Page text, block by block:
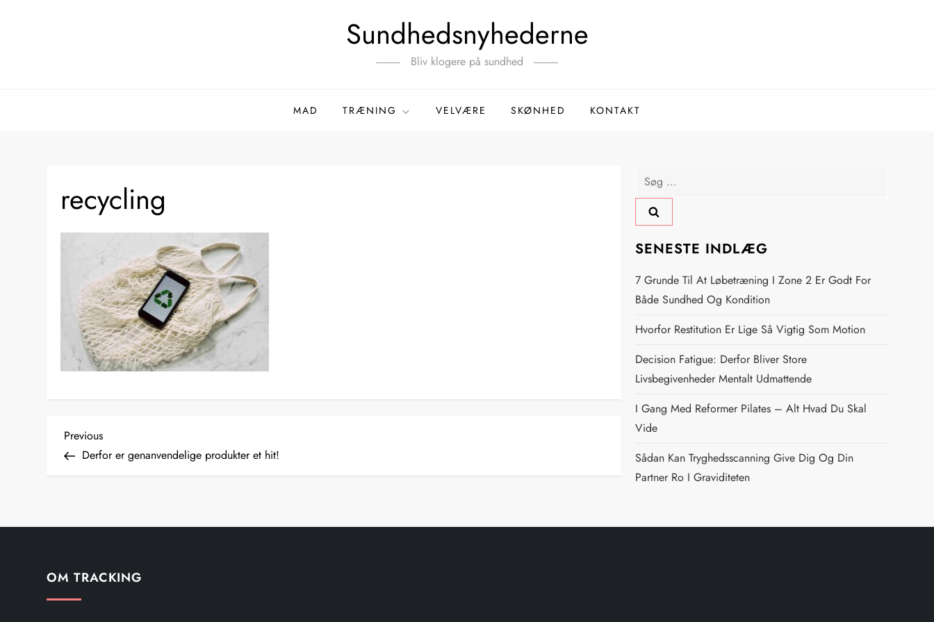
Sundhedsnyhederne
Bliv klogere på sundhed
MAD TRÆNING VELVÆRE SKØNHED KONTAKT
recycling
I
æ
g
Previous
Post
Previous
Derfor er genanvendelige produkter et hit!
Søg
efter:
SENESTE INDLÆG
7 Grunde Til At Løbetræning I Zone 2 Er Godt For
Både Sundhed Og Kondition
Hvorfor Restitution Er Lige Så Vigtig Som Motion
Decision Fatigue: Derfor Bliver Store
Livsbegivenheder Mentalt Udmattende
I Gang Med Reformer Pilates – Alt Hvad Du Skal
Vide
Sådan Kan Tryghedsscanning Give Dig Og Din
Partner Ro I Graviditeten
OM TRACKING